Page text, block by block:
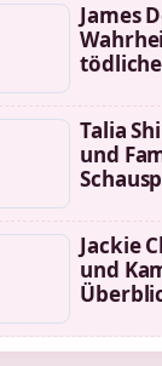
James
Talia
und
Jackie
und